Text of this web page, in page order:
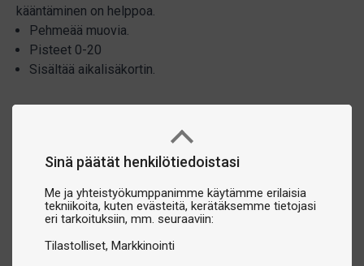
Sinä päätät henkilötiedoistasi
Me ja yhteistyökumppanimme käytämme erilaisia
tekniikoita, kuten evästeitä, kerätäksemme tietojasi
eri tarkoituksiin, mm. seuraaviin:
Tilastolliset Markkinointi
kääntäminen on helppoa.
Pehmeää muovia.
Pisteet 0-20
Sisältää aikalisäkortin.